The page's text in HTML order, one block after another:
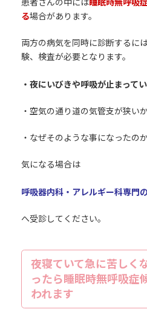
患者さんの中には睡眠時無呼吸
る場合があります。
両方の病気を同時に診断するに
験、検査が必要となります。
・夜にいびきや呼吸が止まって
・空気の通り道の気管支が狭い
・なぜそのような事になったのか
気になる場合は
呼吸器内科・アレルギー科専門
へ受診してください。
夜寝ていて急に苦しく
ったら睡眠時無呼吸症
われます